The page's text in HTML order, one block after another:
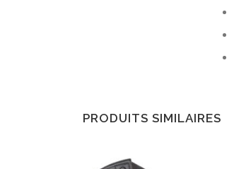
PRODUITS SIMILAIRES